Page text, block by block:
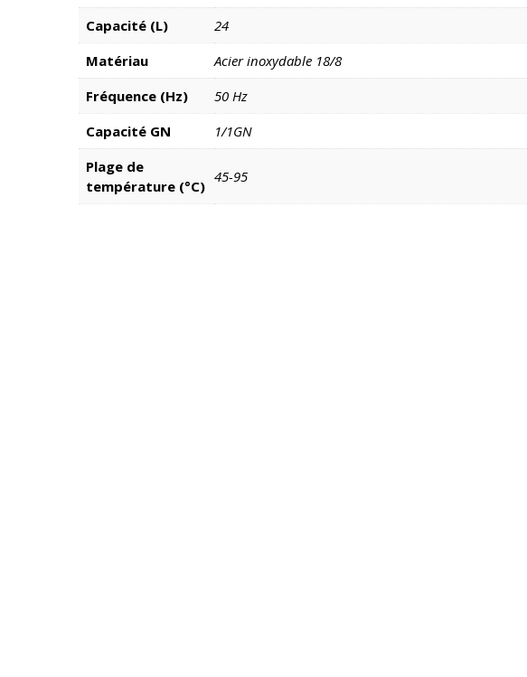
Capacité (L)
24
Matériau
Acier inoxydable 18/8
Fréquence (Hz)
50 Hz
Capacité GN
1/1GN
Plage de
température (°C)
45-95